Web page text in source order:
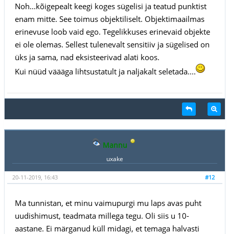
Noh...kõigepealt keegi koges sügelisi ja teatud punktist
enam mitte. See toimus objektiliselt. Objektimaailmas
erinevuse loob vaid ego. Tegelikkuses erinevaid objekte
ei ole olemas. Sellest tulenevalt sensitiiv ja sügelised on
üks ja sama, nad eksisteerivad alati koos.
Kui nüüd väääga lihtsustatult ja naljakalt seletada....
Mannu
uxake
#12
20-11-2019, 16:43
Ma tunnistan, et minu vaimupurgi mu laps avas puht
uudishimust, teadmata millega tegu. Oli siis u 10-
aastane. Ei märganud küll midagi, et temaga halvasti